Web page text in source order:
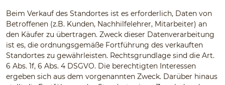
Beim Verkauf des Standortes ist es erforderlich, Daten von
Betroffenen (z.B. Kunden, Nachhilfelehrer, Mitarbeiter) an
den Käufer zu übertragen. Zweck dieser Datenverarbeitung
ist es, die ordnungsgemäße Fortführung des verkauften
Standortes zu gewährleisten. Rechtsgrundlage sind die Art.
6 Abs. 1f, 6 Abs. 4 DSGVO. Die berechtigten Interessen
ergeben sich aus dem vorgenannten Zweck. Darüber hinaus